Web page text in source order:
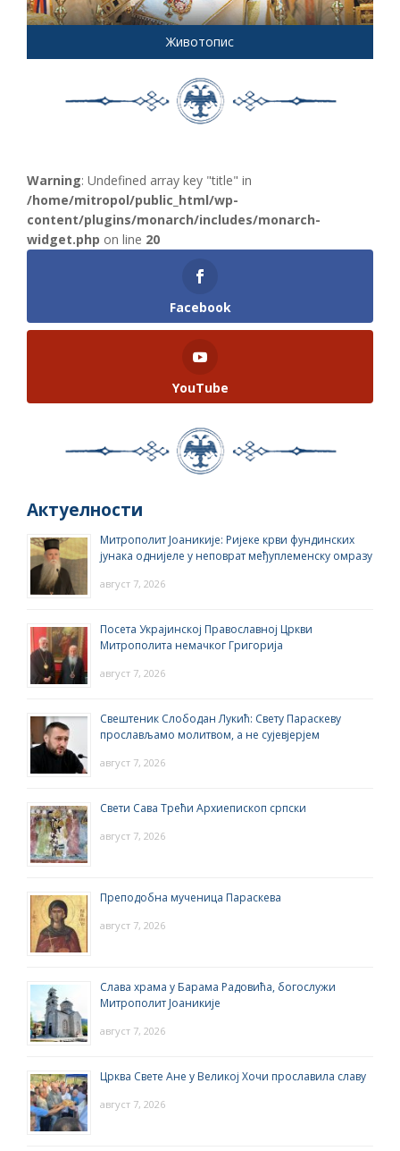
Животопис
Warning: Undefined array key "title" in
/home/mitropol/public_html/wp-
content/plugins/monarch/includes/monarch-
widget.php on line 20
Facebook
YouTube
Актуелности
Митрополит Јоаникије: Ријеке крви фундинских
јунака однијеле у неповрат међуплеменску омразу
август 7, 2026
Посета Украјинској Православној Цркви
Митрополита немачког Григорија
август 7, 2026
Свештеник Слободан Лукић: Свету Параскеву
прослављамо молитвом, а не сујевјерјем
август 7, 2026
Свети Сава Трећи Архиепископ српски
август 7, 2026
Преподобна мученица Параскева
август 7, 2026
Слава храма у Барама Радовића, богослужи
Митрополит Јоаникије
август 7, 2026
Црква Свете Ане у Великој Хочи прославила славу
август 7, 2026